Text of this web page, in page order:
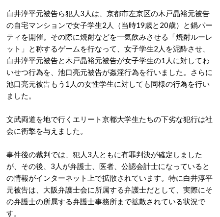
白井淳平元被告ら犯人3人は、京都市左京区の木戸晶裕元被告
の自宅マンションで女子学生2人（当時19歳と20歳）と鍋パー
ティを開催。その際に焼酎などを一気飲みさせる「焼酎ルーレ
ット」と称するゲームを行なって、女子学生2人を泥酔させ、
白井淳平元被告と木戸晶裕元被告が女子学生の1人に対してわ
いせつ行為を、池口亮元被告が姦淫行為を行いました。さらに
池口亮元被告もう1人の女性学生に対しても同様の行為を行い
ました。
文武両道を地で行くエリート京都大学生たちの下劣な犯行は社
会に衝撃を与えました。
事件後の裁判では、犯人3人ともに有罪判決が確定しました
が、その後、3人が弁護士、医者、公認会計士になっていると
の情報がインターネット上で拡散されています。特に白井淳平
元被告は、大阪弁護士会に所属する弁護士だとして、実際にそ
の弁護士の所属する弁護士事務所まで拡散されている状況で
す。